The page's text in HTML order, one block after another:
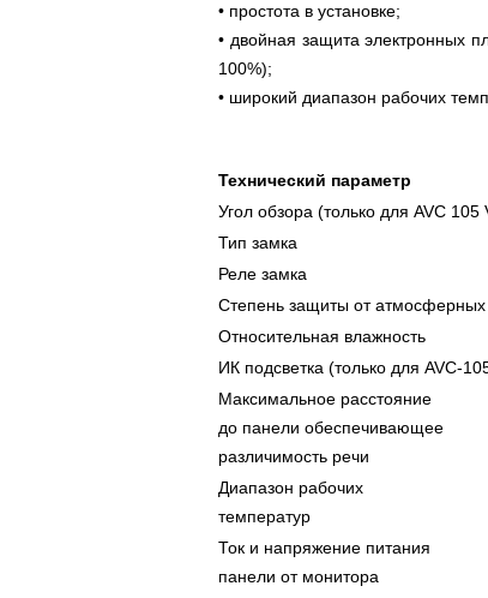
• простота в установке;
• двойная защита электронных
100%);
• широкий диапазон рабочих
Технический параметр
Угол обзора (только для AVC 105
Тип замка
Реле замка
Степень защиты от атмосферных
Относительная влажность
ИК подсветка (только для AVC-
Максимальное расстояние
до панели обеспечивающее
различимость речи
Диапазон рабочих
температур
Ток и напряжение питания
панели от монитора